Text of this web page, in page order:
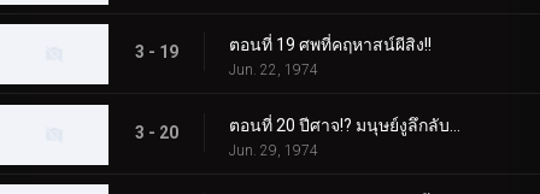
3 - 19 ตอนที่ 19 ศพที่คฤหาสน์ผีสิง!!
Jun. 22, 1974
3 - 20
Jun. 29, 1974